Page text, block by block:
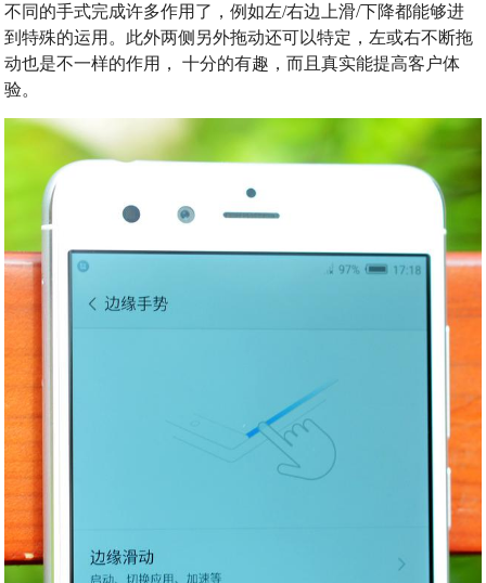
不同的手式完成许多作用了，例如左/右边上滑/下降都能够进
到特殊的运用。此外两侧另外拖动还可以特定，左或右不断拖
动也是不一样的作用， 十分的有趣，而且真实能提高客户体
验。